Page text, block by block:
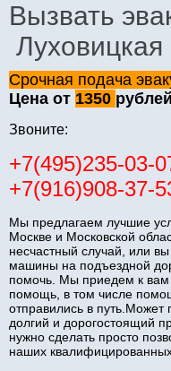
Вызвать
Срочная подача
Цена от 1350 рублей
Звоните:
+7(495)235-03-
+7(916)908-37-
Мы предлагаем лучшие
Москве и Московской
несчастный случай, или
машины на подъездной
помочь. Мы приедем к
помощь, в том числе
отправились в путь.Может
долгий и дорогостоящий
нужно сделать просто
наших